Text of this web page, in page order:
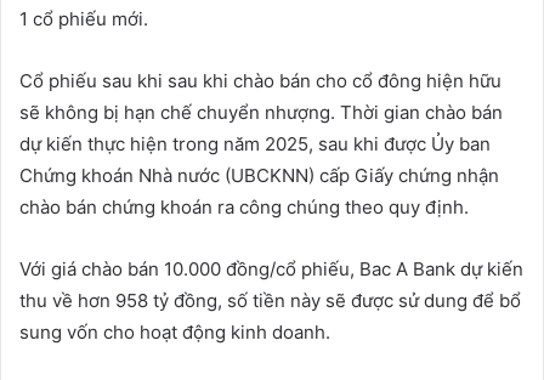
1 cổ phiếu mới.
Cổ phiếu sau khi sau khi chào bán cho cổ đông hiện hữu
sẽ không bị hạn chế chuyển nhượng. Thời gian chào bán
dự kiến thực hiện trong năm 2025, sau khi được Ủy ban
Chứng khoán Nhà nước (UBCKNN) cấp Giấy chứng nhận
chào bán chứng khoán ra công chúng theo quy định.
Với giá chào bán 10.000 đồng/cổ phiếu, Bac A Bank dự kiến
thu về hơn 958 tỷ đồng, số tiền này sẽ được sử dung để bổ
sung vốn cho hoạt động kinh doanh.